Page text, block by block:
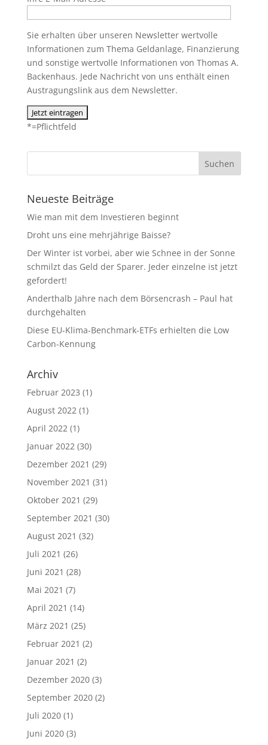
Sie erhalten über unseren Newsletter wertvolle
Informationen zum Thema Geldanlage, Finanzierung
und sonstige wertvolle Informationen von Thomas A.
Backenhaus. Jede Nachricht von uns enthält einen
Austragungslink aus dem Newsletter.
*=Pflichtfeld
Neueste Beiträge
Wie man mit dem Investieren beginnt
Droht uns eine mehrjährige Baisse?
Der Winter ist vorbei, aber wie Schnee in der Sonne
schmilzt das Geld der Sparer. Jeder einzelne ist jetzt
gefordert!
Anderthalb Jahre nach dem Börsencrash – Paul hat
durchgehalten
Diese EU-Klima-Benchmark-ETFs erhielten die Low
Carbon-Kennung
Archiv
Februar 2023 (1)
August 2022(1)
April 2022(1)
Januar 2022(30)
Dezember 2021 (29)
November 2021 (31)
Oktober 2021 (29)
September 2021 (30)
August 2021 (32)
Juli 2021 (26)
Juni 2021 (28)
Mai 2021 (7)
April 2021 (14)
März 2021 (25)
Februar 2021 (2)
Januar 2021 (2)
Dezember 2020(3)
September 2020(2)
Juli 2020(1)
Juni 2020(3)